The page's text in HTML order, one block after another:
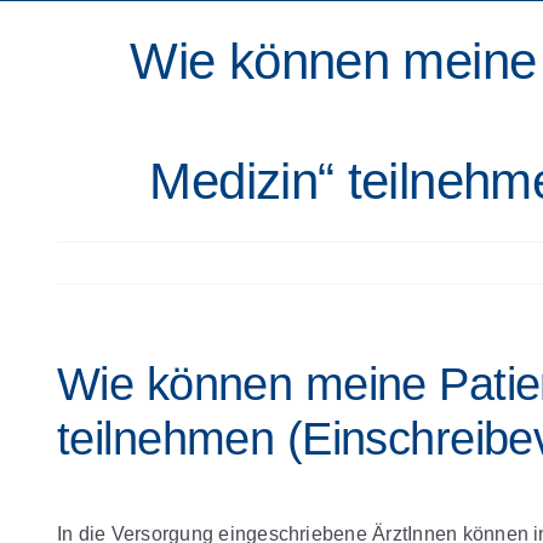
Wie können
Medizin“
Wie können meine
teilnehmen
In die Versorgung eingeschriebene ÄrztInnen